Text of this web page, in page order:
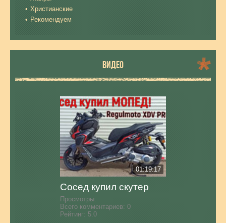
Христианские
Рекомендуем
ВИДЕО
01:19:17
Сосед купил скутер
Просмотры:
Всего комментариев: 0
Рейтинг: 5.0